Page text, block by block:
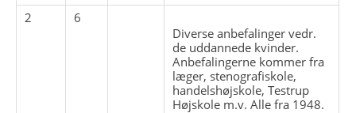
2
6
Diverse anbefalinger vedr.
de uddannede kvinder.
Anbefalingerne kommer fra
læger, stenografiskole,
handelshøjskole, Testrup
Højskole m.v. Alle fra 1948.